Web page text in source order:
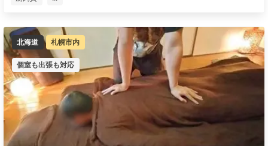
北海道 札幌市内
個室も出張も対応